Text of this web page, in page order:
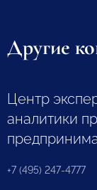
Другие
Центр
аналитики
+7 (495) 247-4777